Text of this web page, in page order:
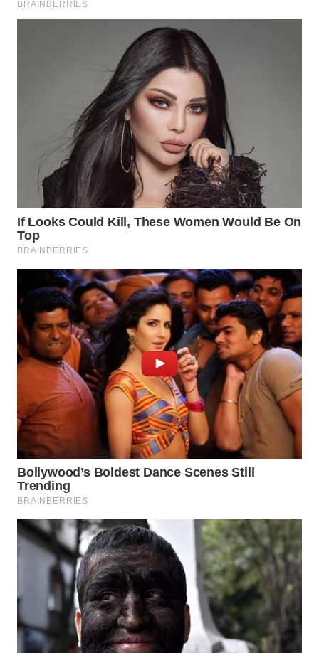
CIANJUR
WN
KEPULAUAN
SERIBU
WN
TANGERANG
BINJAI
WN
CIREBON
WN
INDRAMAYU
WN
KUNINGAN
MAJALENGKA
WN
SUBANG
SUKABUMI